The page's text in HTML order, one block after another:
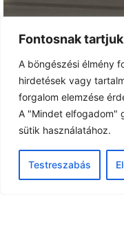
Fontosnak
A böngészési élmény
hirdetések vagy
forgalom elemzése
A "Mindet elfogadom"
sütik használatához.
Testreszabás